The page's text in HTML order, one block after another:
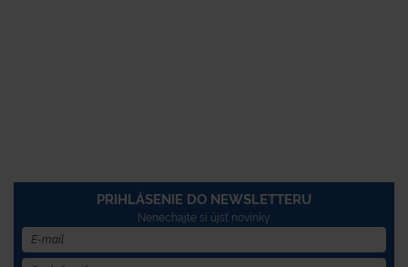
PRIHLÁSENIE DO NEWSLETTERU
Nenechajte si újsť novinky